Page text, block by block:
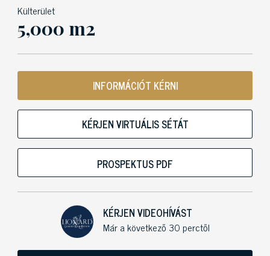
Külterület
5,000 m2
INFORMÁCIÓT KÉRNI
KÉRJEN VIRTUÁLIS SÉTÁT
PROSPEKTUS PDF
KÉRJEN VIDEOHÍVÁST
Már a következő 30 perctől